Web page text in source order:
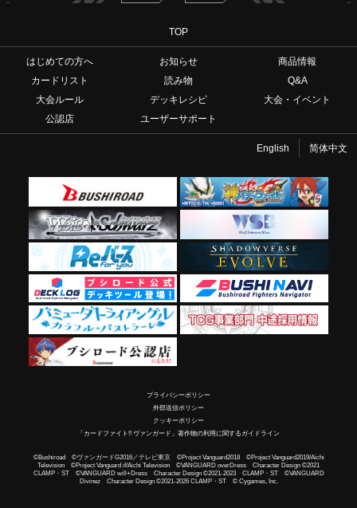
TOP
はじめての方へ お知らせ
商品情報
カードリスト
読み物
Q&A
大会ルール
デッキレシピ
大会・イベント
公認店
ユーザーサポート
English 简体中文
プライバシーポリシー
外部送信ポリシー
クッキーポリシー
「カードファイト!! ヴァンガード」著作物の利用に関するガイドライン
©Bushiroad ©ヴァンガードG2016／テレビ東京 ©Project Vanguard2018 ©Project Vanguard2019/Aichi
Television ©Project Vanguard if/Aichi Television ©VANGUARD overDress Character Design ©2021
CLAMP・ST ©VANGUARD will+Dress Character Design ©2021-2023 CLAMP・ST ©VANGUARD
Divinez Character Design ©2021-2026 CLAMP・ST © Cygames, Inc.